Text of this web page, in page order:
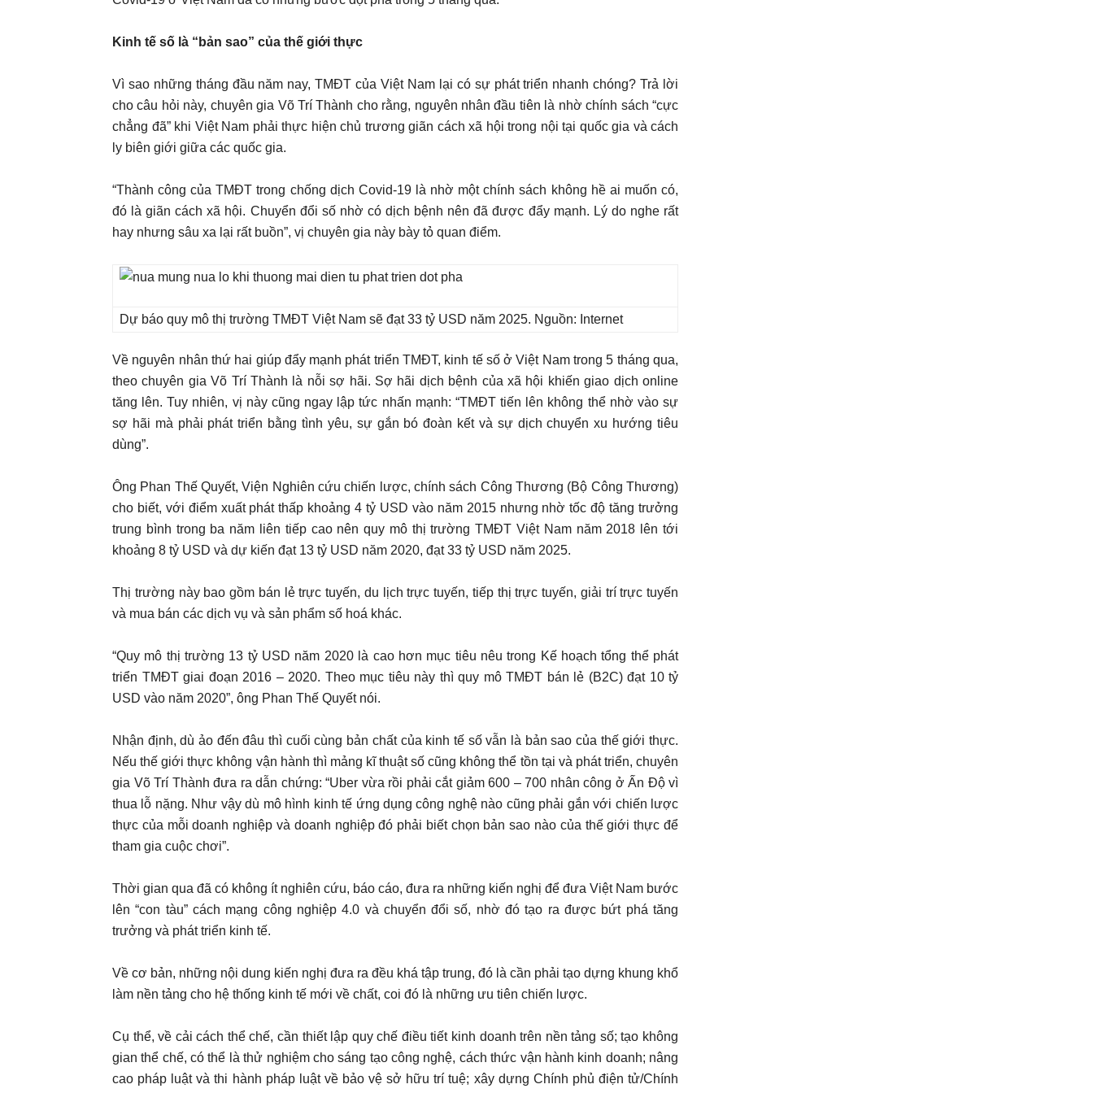
Kinh tế số là “bản sao” của thế giới thực
Vì sao những tháng đầu năm nay, TMĐT của Việt Nam lại có sự phát triển nhanh chóng? Trả lời
cho câu hỏi này, chuyên gia Võ Trí Thành cho rằng, nguyên nhân đầu tiên là nhờ chính sách “cực
chẳng đã” khi Việt Nam phải thực hiện chủ trương giãn cách xã hội trong nội tại quốc gia và cách
ly biên giới giữa các quốc gia.
“Thành công của TMĐT trong chống dịch Covid-19 là nhờ một chính sách không hề ai muốn có,
đó là giãn cách xã hội. Chuyển đổi số nhờ có dịch bệnh nên đã được đẩy mạnh. Lý do nghe rất
hay nhưng sâu xa lại rất buồn”, vị chuyên gia này bày tỏ quan điểm.
Dự báo quy mô thị trường TMĐT Việt Nam sẽ đạt 33 tỷ USD năm 2025. Nguồn: Internet
Về nguyên nhân thứ hai giúp đẩy mạnh phát triển TMĐT, kinh tế số ở Việt Nam trong 5 tháng qua,
theo chuyên gia Võ Trí Thành là nỗi sợ hãi. Sợ hãi dịch bệnh của xã hội khiến giao dịch online
tăng lên. Tuy nhiên, vị này cũng ngay lập tức nhấn mạnh: “TMĐT tiến lên không thể nhờ vào sự
sợ hãi mà phải phát triển bằng tình yêu, sự gắn bó đoàn kết và sự dịch chuyển xu hướng tiêu
dùng”.
Ông Phan Thế Quyết, Viện Nghiên cứu chiến lược, chính sách Công Thương (Bộ Công Thương)
cho biết, với điểm xuất phát thấp khoảng 4 tỷ USD vào năm 2015 nhưng nhờ tốc độ tăng trưởng
trung bình trong ba năm liên tiếp cao nên quy mô thị trường TMĐT Việt Nam năm 2018 lên tới
khoảng 8 tỷ USD và dự kiến đạt 13 tỷ USD năm 2020, đạt 33 tỷ USD năm 2025.
Thị trường này bao gồm bán lẻ trực tuyến, du lịch trực tuyến, tiếp thị trực tuyến, giải trí trực tuyến
và mua bán các dịch vụ và sản phẩm số hoá khác.
“Quy mô thị trường 13 tỷ USD năm 2020 là cao hơn mục tiêu nêu trong Kế hoạch tổng thể phát
triển TMĐT giai đoạn 2016 – 2020. Theo mục tiêu này thì quy mô TMĐT bán lẻ (B2C) đạt 10 tỷ
USD vào năm 2020”, ông Phan Thế Quyết nói.
Nhận định, dù ảo đến đâu thì cuối cùng bản chất của kinh tế số vẫn là bản sao của thế giới thực.
Nếu thế giới thực không vận hành thì mảng kĩ thuật số cũng không thể tồn tại và phát triển, chuyên
gia Võ Trí Thành đưa ra dẫn chứng: “Uber vừa rồi phải cắt giảm 600 – 700 nhân công ở Ấn Độ vì
thua lỗ nặng. Như vậy dù mô hình kinh tế ứng dụng công nghệ nào cũng phải gắn với chiến lược
thực của mỗi doanh nghiệp và doanh nghiệp đó phải biết chọn bản sao nào của thế giới thực để
tham gia cuộc chơi”.
Thời gian qua đã có không ít nghiên cứu, báo cáo, đưa ra những kiến nghị để đưa Việt Nam bước
lên “con tàu” cách mạng công nghiệp 4.0 và chuyển đổi số, nhờ đó tạo ra được bứt phá tăng
trưởng và phát triển kinh tế.
Về cơ bản, những nội dung kiến nghị đưa ra đều khá tập trung, đó là cần phải tạo dựng khung khổ
làm nền tảng cho hệ thống kinh tế mới về chất, coi đó là những ưu tiên chiến lược.
Cụ thể, về cải cách thể chế, cần thiết lập quy chế điều tiết kinh doanh trên nền tảng số; tạo không
gian thể chế, có thể là thử nghiệm cho sáng tạo công nghệ, cách thức vận hành kinh doanh; nâng
cao pháp luật và thi hành pháp luật về bảo vệ sở hữu trí tuệ; xây dựng Chính phủ điện tử/Chính